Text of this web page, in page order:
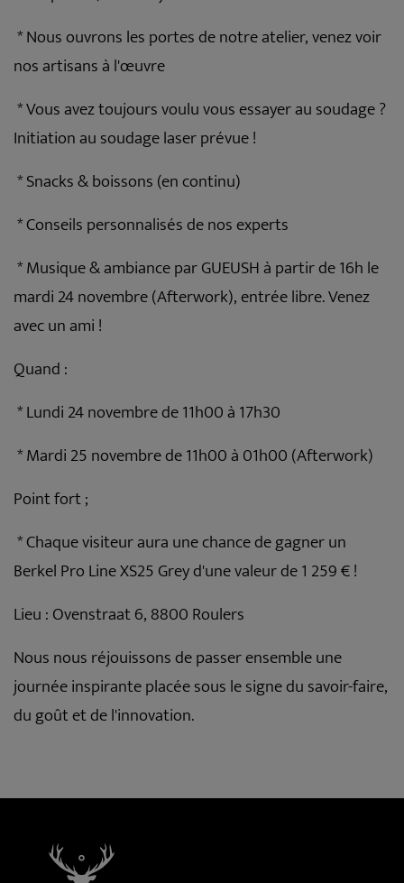
* Nous ouvrons les portes de notre atelier, venez voir
nos artisans à l'œuvre
* Vous avez toujours voulu vous essayer au soudage ?
Initiation au soudage laser prévue !
* Snacks & boissons (en continu)
* Conseils personnalisés de nos experts
* Musique & ambiance par GUEUSH à partir de 16h le
mardi 24 novembre (Afterwork), entrée libre. Venez
avec un ami !
Quand :
* Lundi 24 novembre de 11h00 à 17h30
* Mardi 25 novembre de 11h00 à 01h00 (Afterwork)
Point fort ;
* Chaque visiteur aura une chance de gagner un
Berkel Pro Line XS25 Grey d'une valeur de 1 259 € !
Lieu : Ovenstraat 6, 8800 Roulers
Nous nous réjouissons de passer ensemble une
journée inspirante placée sous le signe du savoir-faire,
du goût et de l'innovation.